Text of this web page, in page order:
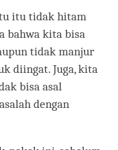
itu tidak hitam
bahwa kita bisa
tidak manjur
diingat. Juga, kita
bisa asal
dengan